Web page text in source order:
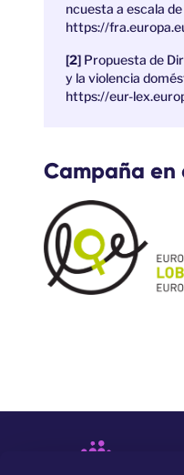
ncuesta a escala
https://
Propuesta de
y la violencia
https://eur-
Campaña